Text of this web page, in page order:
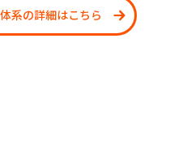
系の詳細はこちら